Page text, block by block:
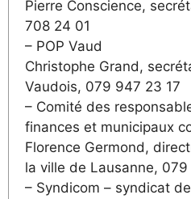
Pierre Conscience,
708 24 01
– POP Vaud
Christophe Grand,
Vaudois, 079 947 23 17
– Comité des
finances et municipaux
Florence Germond,
la ville de Lausanne, 079
– Syndicom – syndicat